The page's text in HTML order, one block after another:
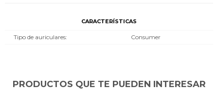
CARACTERÍSTICAS
Tipo de auriculares Consumer
PRODUCTOS QUE TE PUEDEN INTERESAR